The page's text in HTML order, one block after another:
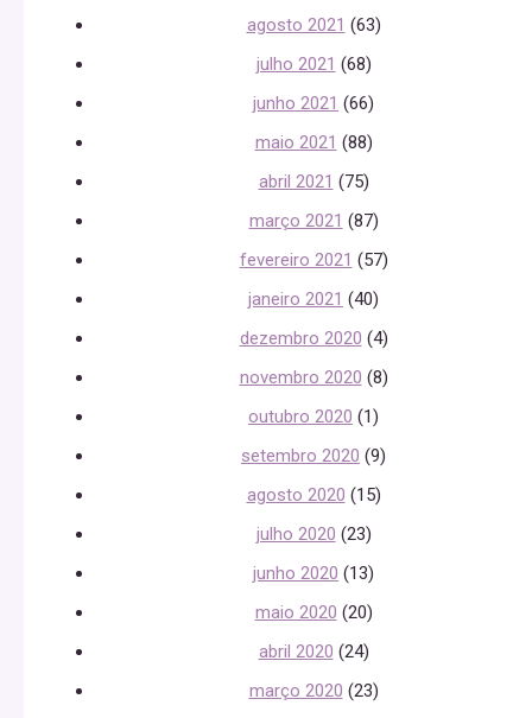
agosto 2021 (63)
julho 2021 (68)
junho 2021 (66)
maio 2021 (88)
abril 2021 (75)
março 2021 (87)
fevereiro 2021 (57)
janeiro 2021 (40)
dezembro 2020 (4)
novembro 2020 (8)
outubro 2020 (1)
setembro 2020 (9)
agosto 2020 (15)
julho 2020 (23)
junho 2020 (13)
maio 2020 (20)
abril 2020 (24)
março 2020 (23)